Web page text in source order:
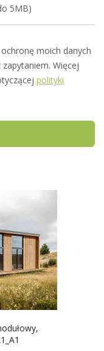
5MB)
moich danych
Więcej
polityki